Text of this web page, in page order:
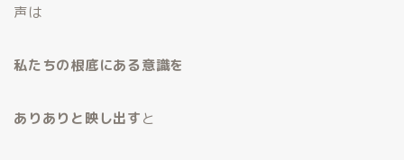
声は
私たちの根底にある意識を
ありありと映し出すと